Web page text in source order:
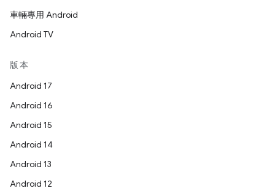
車輛專用 Android
Android TV
版本
Android 17
Android 16
Android 15
Android 14
Android 13
Android 12